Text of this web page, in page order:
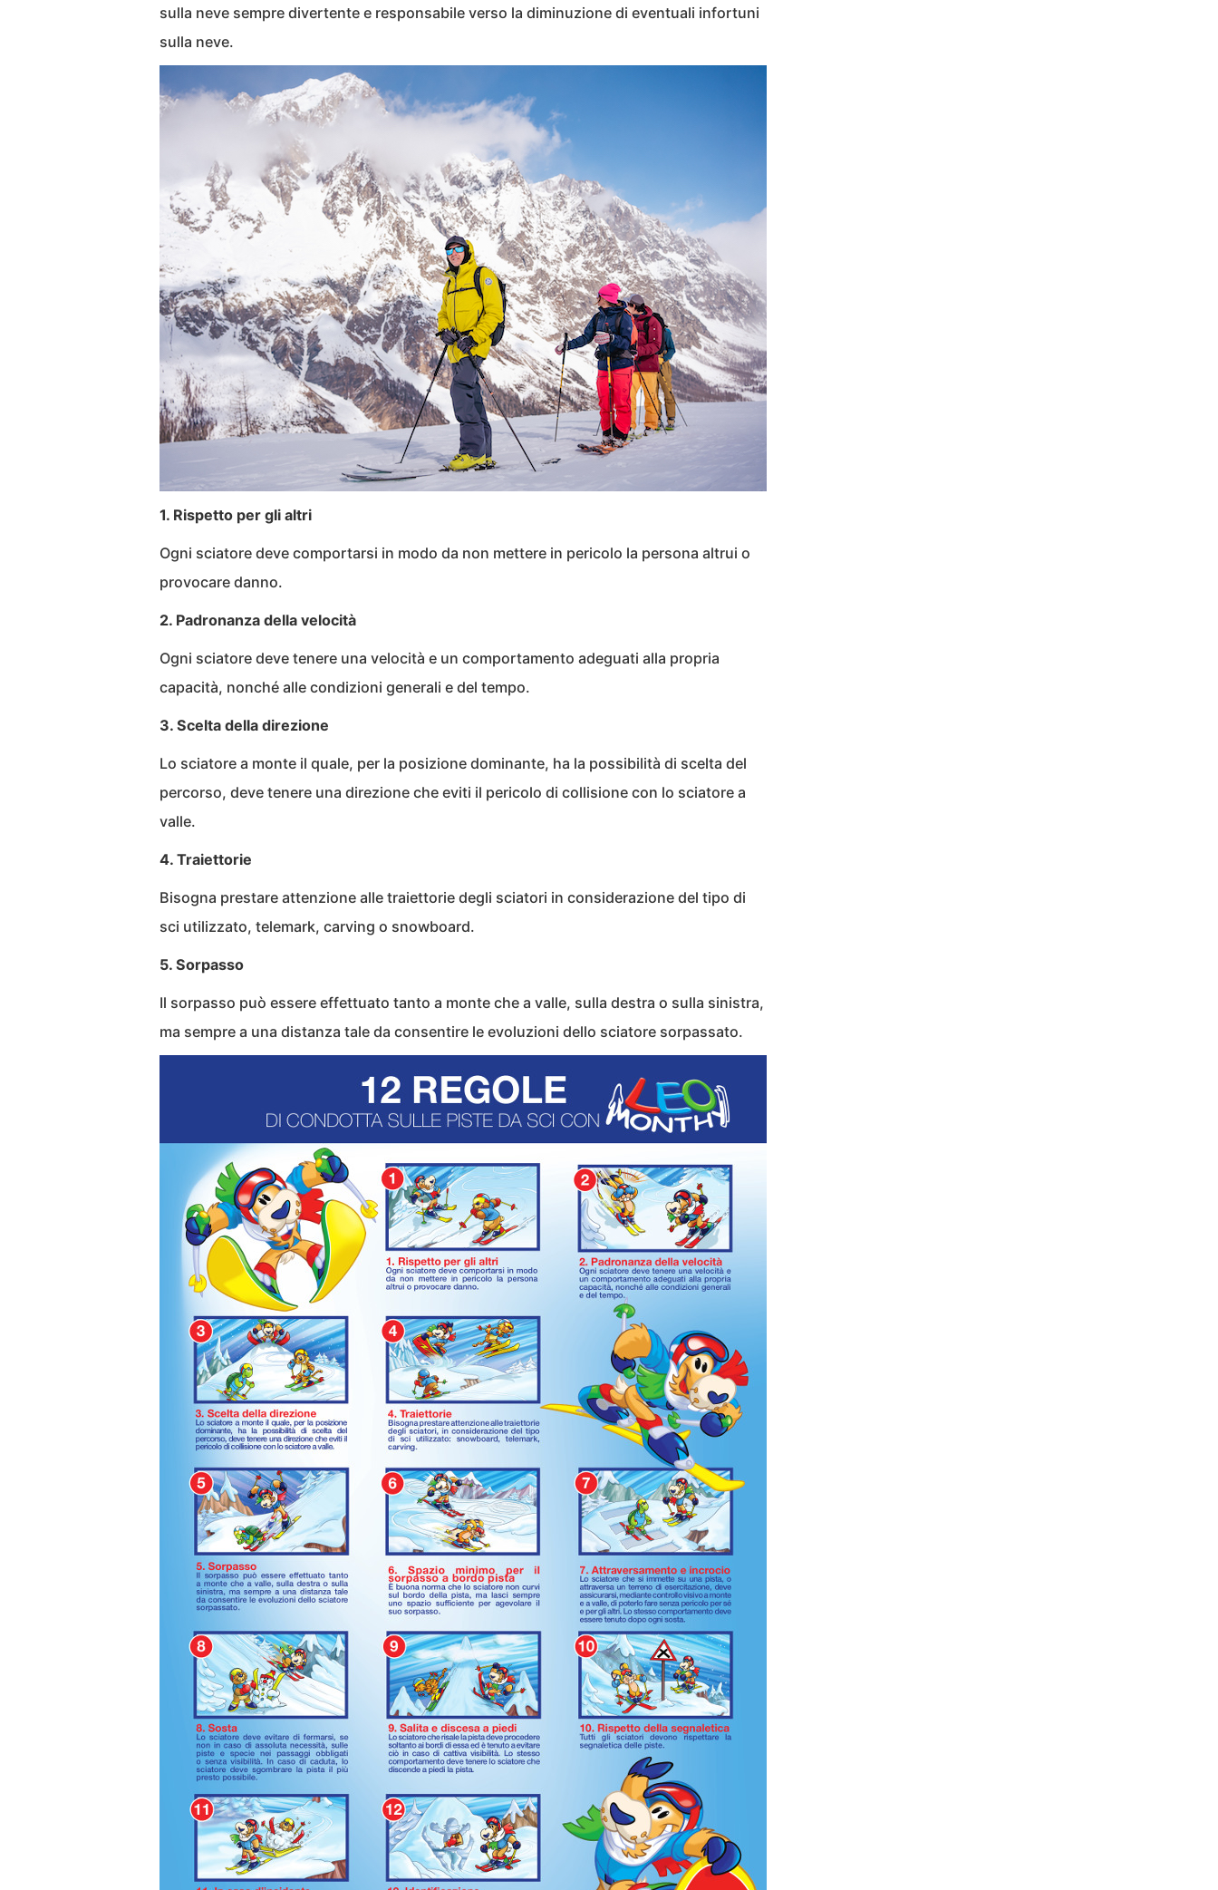
sulla neve sempre divertente e responsabile verso la diminuzione di eventuali infortuni
sulla neve.
1. Rispetto per gli altri
Ogni sciatore deve comportarsi in modo da non mettere in pericolo la persona altrui o
provocare danno.
2. Padronanza della velocità
Ogni sciatore deve tenere una velocità e un comportamento adeguati alla propria
capacità, nonché alle condizioni generali e del tempo.
3. Scelta della direzione
Lo sciatore a monte il quale, per la posizione dominante, ha la possibilità di scelta del
percorso, deve tenere una direzione che eviti il pericolo di collisione con lo sciatore a
valle.
4. Traiettorie
Bisogna prestare attenzione alle traiettorie degli sciatori in considerazione del tipo di
sci utilizzato, telemark, carving o snowboard.
5. Sorpasso
Il sorpasso può essere effettuato tanto a monte che a valle, sulla destra o sulla sinistra,
ma sempre a una distanza tale da consentire le evoluzioni dello sciatore sorpassato.